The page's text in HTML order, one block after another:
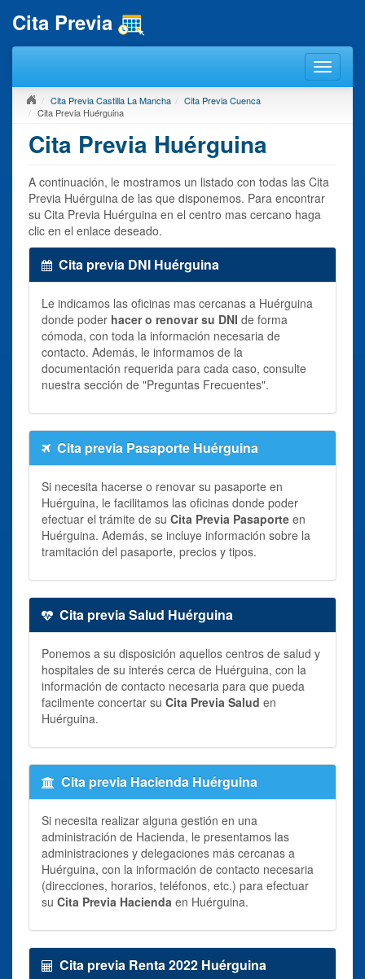
Cita Previa
Cita Previa Castilla La Mancha
Cita Previa Cuenca
Cita Previa Huérguina
Cita Previa Huérguina
A continuación, le mostramos un listado con todas las Cita
Previa Huérguina de las que disponemos. Para encontrar
su Cita Previa Huérguina en el centro mas cercano haga
clic en el enlace deseado.
Cita previa DNI Huérguina
Le indicamos las oficinas mas cercanas a Huérguina
donde poder hacer o renovar su DNI de forma
cómoda, con toda la información necesaria de
contacto. Además, le informamos de la
documentación requerida para cada caso, consulte
nuestra sección de "Preguntas Frecuentes".
Cita previa Pasaporte Huérguina
Si necesita hacerse o renovar su pasaporte en
Huérguina, le facilitamos las oficinas donde poder
efectuar el trámite de su Cita Previa Pasaporte en
Huérguina. Además, se incluye información sobre la
tramitación del pasaporte, precios y tipos.
Cita previa Salud Huérguina
Ponemos a su disposición aquellos centros de salud y
hospitales de su interés cerca de Huérguina, con la
información de contacto necesaria para que pueda
facilmente concertar su Cita Previa Salud en
Huérguina.
Cita previa Hacienda Huérguina
Si necesita realizar alguna gestión en una
administración de Hacienda, le presentamos las
administraciones y delegaciones más cercanas a
Huérguina, con la información de contacto necesaria
(direcciones, horarios, teléfonos, etc.) para efectuar
su Cita Previa Hacienda en Huérguina.
Cita previa Renta 2022 Huérguina